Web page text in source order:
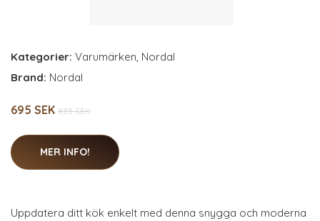
Kategorier: Varumärken, Nordal
Brand: Nordal
695 SEK 835 SEK
MER INFO!
Uppdatera ditt kök enkelt med denna snygga och moderna